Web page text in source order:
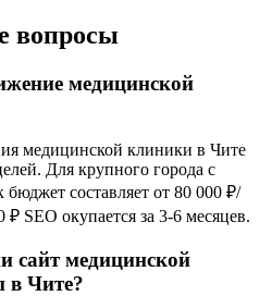
вопросы
медицинской
медицинской клиники в Чите
Для крупного города с
бюджет составляет от 80 000 ₽/
SEO окупается за 3-6 месяцев.
сайт медицинской
в Чите?